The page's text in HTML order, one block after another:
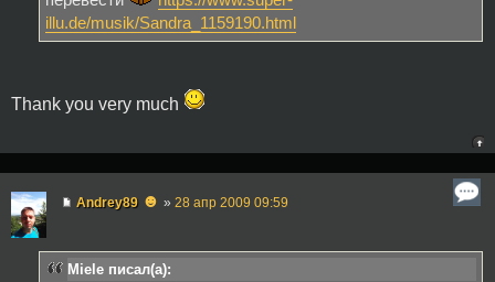
illu.de/musik/Sandra_1159190.html
Thank you very much
Andrey89 ☻ » 28 апр 2009 09:59
Miele писал(а):